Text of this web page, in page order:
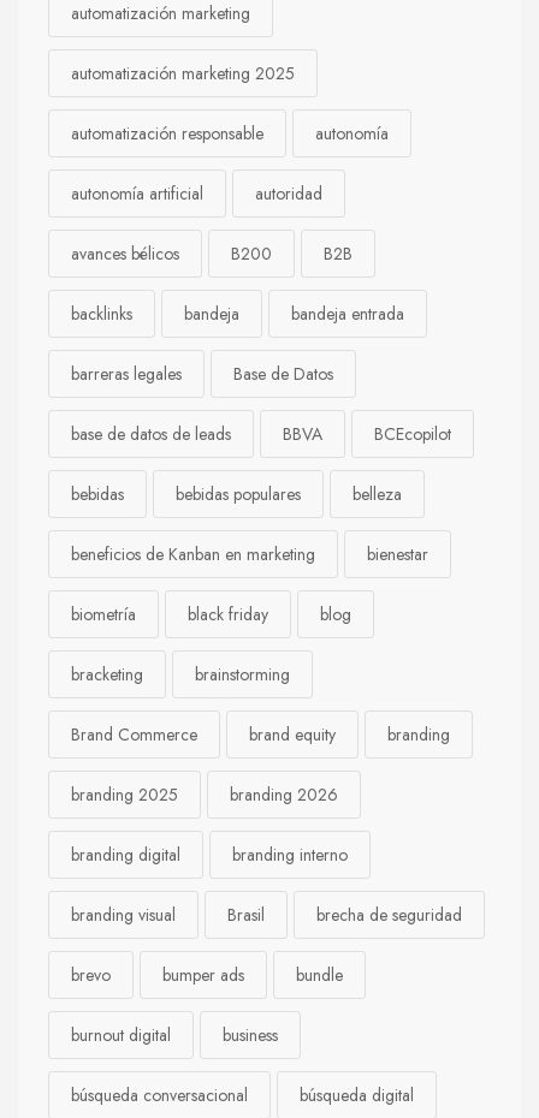
automatización marketing
automatización marketing 2025
automatización responsable autonomía
autonomía artificial autoridad
avances bélicos B200 B2B
backlinks bandeja bandeja entrada
barreras legales Base de Datos
base de datos de leads BBVA BCEcopilot
bebidas bebidas populares belleza
beneficios de Kanban en marketing bienestar
biometría black friday blog
bracketing brainstorming
Brand Commerce brand equity branding
branding 2025 branding 2026
branding digital branding interno
branding visual Brasil brecha de seguridad
brevo bumper ads bundle
burnout digital business
búsqueda conversacional búsqueda digital